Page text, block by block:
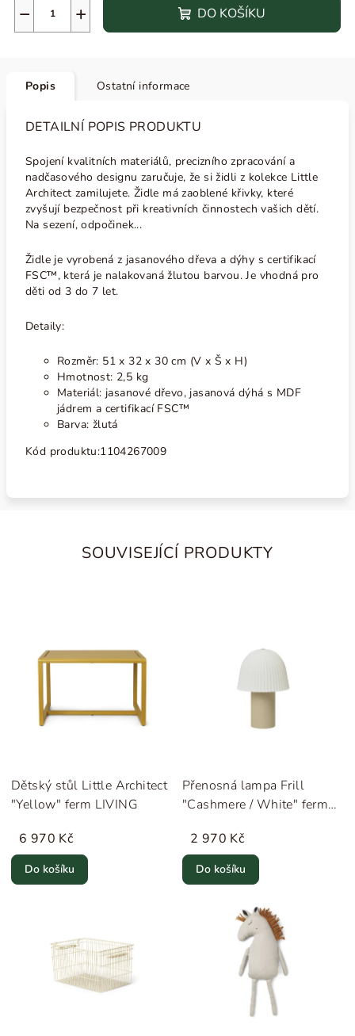
+
− DO KOŠÍKU
Popis Ostatní informace
DETAILNÍ POPIS PRODUKTU
Spojení kvalitních materiálů, precizního zpracování a
nadčasového designu zaručuje, že si židli z kolekce Little
Architect zamilujete. Židle má zaoblené křivky, které
zvyšují bezpečnost při kreativních činnostech vašich dětí.
Na sezení, odpočinek...
Židle je vyrobená z jasanového dřeva a dýhy s certifikací
FSC™, která je nalakovaná žlutou barvou. Je vhodná pro
děti od 3 do 7 let.
Detaily:
Rozměr: 51 x 32 x 30 cm (V x Š x H)
Hmotnost: 2,5 kg
Materiál: jasanové dřevo, jasanová dýhá s MDF
jádrem a certifikací FSC™
Barva: žlutá
Kód produktu:1104267009
SOUVISEJÍCÍ PRODUKTY
Dětský stůl Little Architect
"Yellow" ferm LIVING
6 970 Kč
Do košíku
Přenosná lampa Frill
"Cashmere / White" ferm
2 970 Kč
Do košíku